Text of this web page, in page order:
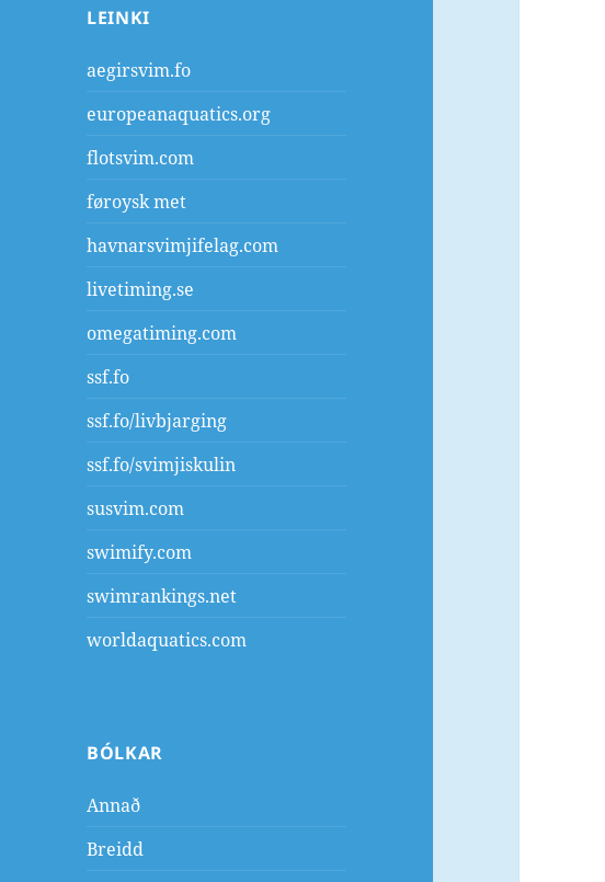
LEINKI
aegirsvim.fo
europeanaquatics.org
flotsvim.com
føroysk met
havnarsvimjifelag.com
livetiming.se
omegatiming.com
ssf.fo
ssf.fo/livbjarging
ssf.fo/svimjiskulin
susvim.com
swimify.com
swimrankings.net
worldaquatics.com
BÓLKAR
Annað
Breidd